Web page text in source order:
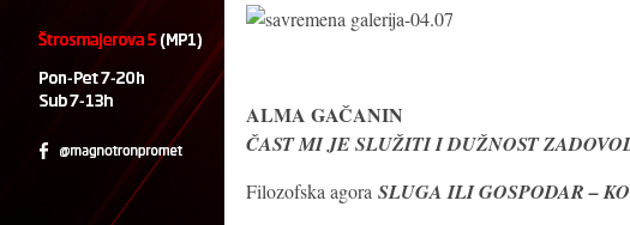
ALMA GAČANIN
ČAST MI JE SLUŽITI I DUŽNOST
Filozofska agora SLUGA ILI GOSPODAR –